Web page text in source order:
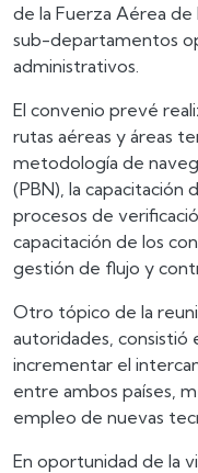
de la Fuerza Aérea de
sub-departamentos
administrativos.
El convenio prevé
rutas aéreas y áreas
metodología de
(PBN), la capacitación
procesos de
capacitación de los
gestión de flujo y
Otro tópico de la
autoridades, consistió
incrementar el
entre ambos países,
empleo de nuevas
En oportunidad de la